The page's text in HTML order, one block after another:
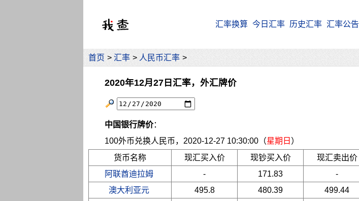
汇率换算 今日汇率 历史汇率 汇率公告
首页 > 汇率 > 人民币汇率 >
2020年12月27日汇率，外汇牌价
中国银行牌价：
100外币兑换人民币，2020-12-27 10:30:00（星期日 ）
货币名称
现汇买入价 现钞买入价 现汇卖出价
阿联酋迪拉姆
- 171.83 -
澳大利亚元
495.8 480.39 499.44